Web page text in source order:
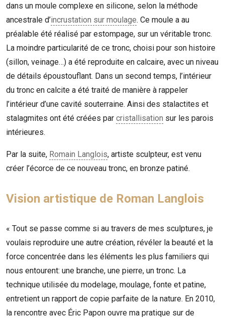
dans un moule complexe en silicone, selon la méthode
ancestrale d’incrustation sur moulage. Ce moule a au
préalable été réalisé par estompage, sur un véritable tronc.
La moindre particularité de ce tronc, choisi pour son histoire
(sillon, veinage…) a été reproduite en calcaire, avec un niveau
de détails époustouflant. Dans un second temps, l’intérieur
du tronc en calcite a été traité de manière à rappeler
l’intérieur d’une cavité souterraine. Ainsi des stalactites et
stalagmites ont été créées par cristallisation sur les parois
intérieures.
Par la suite, Romain Langlois, artiste sculpteur, est venu
créer l’écorce de ce nouveau tronc, en bronze patiné.
Vision artistique de Roman Langlois
« Tout se passe comme si au travers de mes sculptures, je
voulais reproduire une autre création, révéler la beauté et la
force concentrée dans les éléments les plus familiers qui
nous entourent: une branche, une pierre, un tronc. La
technique utilisée du modelage, moulage, fonte et patine,
entretient un rapport de copie parfaite de la nature. En 2010,
la rencontre avec Éric Papon ouvre ma pratique sur de